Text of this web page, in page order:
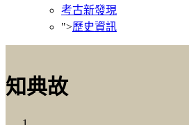
考古新發現
">歷史資訊
知典故